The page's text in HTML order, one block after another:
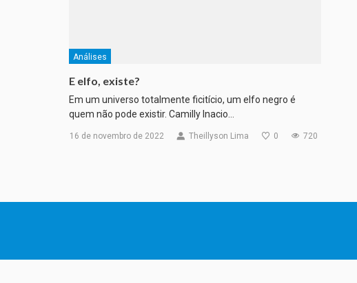
Análises
E elfo, existe?
Em um universo totalmente ficitício, um elfo negro é
quem não pode existir. Camilly Inacio…
16 de novembro de 2022 Theillyson Lima 0 720